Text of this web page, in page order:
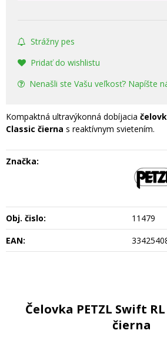
Strážny pes
Pridať do wishlistu
Nenašli ste Vašu veľkosť? Napíšte
Kompaktná ultravýkonná dobíjacia
Classic čierna s reaktívnym svietením.
Značka:
Obj. čislo:
11479
EAN:
Čelovka PETZL Swift
čierna